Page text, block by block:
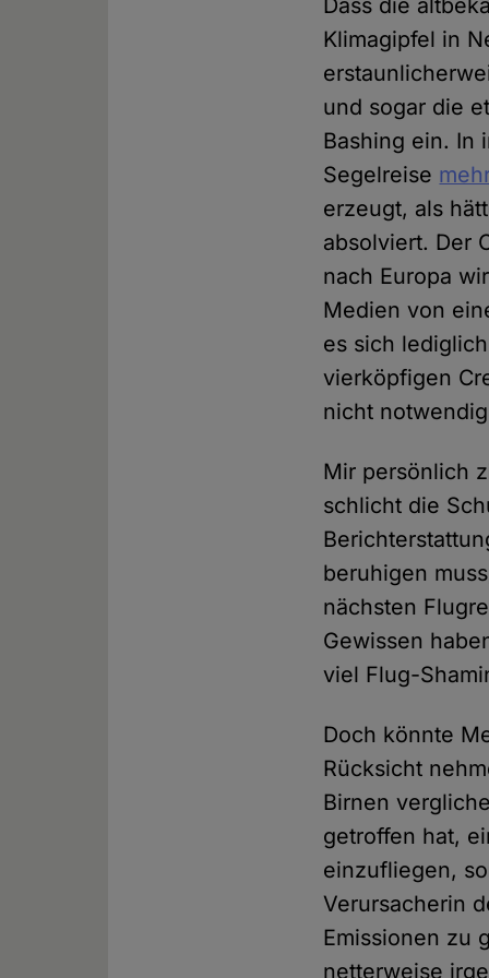
Dass die
Klimagipfel in
und sogar die
Bashing ein. In
Segelreise
erzeugt, als
absolviert. Der
nach Europa
Medien von
es sich
vierköpfigen
nicht
Mir persönlich
schlicht die
beruhigen
nächsten
Gewissen
viel Flug-
Doch könnte
Rücksicht
Birnen
getroffen hat,
einzufliegen,
Verursacherin
Emissionen zu
netterweise